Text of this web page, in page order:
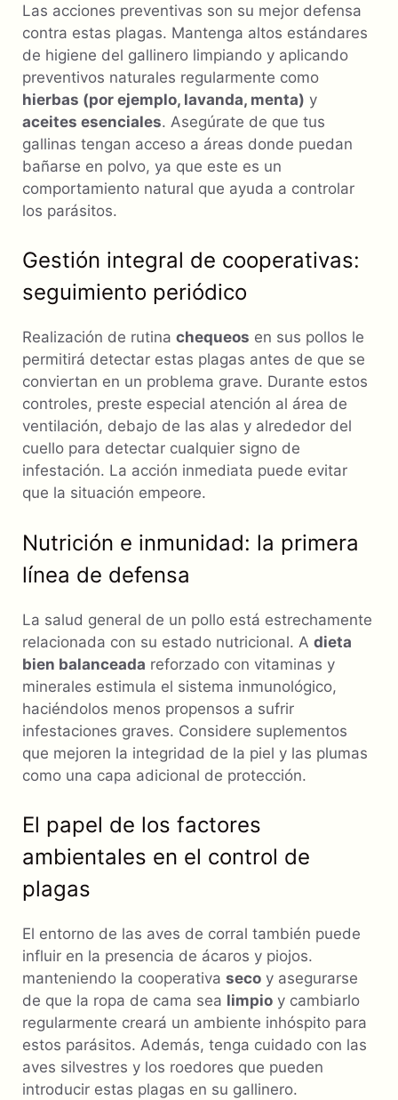
Las acciones preventivas son su mejor defensa
contra estas plagas. Mantenga altos estándares
de higiene del gallinero limpiando y aplicando
preventivos naturales regularmente como
hierbas (por ejemplo, lavanda, menta) y
aceites esenciales. Asegúrate de que tus
gallinas tengan acceso a áreas donde puedan
bañarse en polvo, ya que este es un
comportamiento natural que ayuda a controlar
los parásitos.
Gestión integral de cooperativas:
seguimiento periódico
Realización de rutina chequeos en sus pollos le
permitirá detectar estas plagas antes de que se
conviertan en un problema grave. Durante estos
controles, preste especial atención al área de
ventilación, debajo de las alas y alrededor del
cuello para detectar cualquier signo de
infestación. La acción inmediata puede evitar
que la situación empeore.
Nutrición e inmunidad: la primera
línea de defensa
La salud general de un pollo está estrechamente
relacionada con su estado nutricional. A dieta
bien balanceada reforzado con vitaminas y
minerales estimula el sistema inmunológico,
haciéndolos menos propensos a sufrir
infestaciones graves. Considere suplementos
que mejoren la integridad de la piel y las plumas
como una capa adicional de protección.
El papel de los factores
ambientales en el control de
plagas
El entorno de las aves de corral también puede
influir en la presencia de ácaros y piojos.
manteniendo la cooperativa seco y asegurarse
de que la ropa de cama sea limpio y cambiarlo
regularmente creará un ambiente inhóspito para
estos parásitos. Además, tenga cuidado con las
aves silvestres y los roedores que pueden
introducir estas plagas en su gallinero.